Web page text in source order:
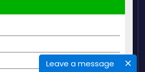
Leave a message